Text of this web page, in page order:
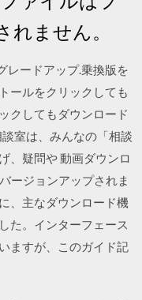
れません。
レードアップ.乗換版を
ールをクリックしても
クしてもダウンロード
室は、みんなの「相談
、疑問や 動画ダウンロ
ージョンアップされま
、主なダウンロード機
た。インターフェース
ますが、このガイド記